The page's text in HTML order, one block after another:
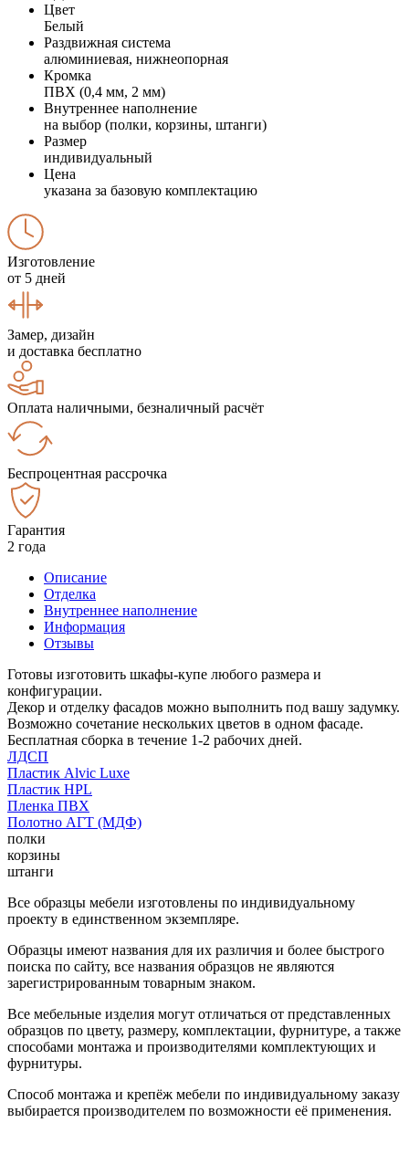
Цвет
Белый
Раздвижная система
алюминиевая, нижнеопорная
Кромка
ПВХ (0,4 мм, 2 мм)
Внутреннее наполнение
на выбор (полки, корзины, штанги)
Размер
индивидуальный
Цена
указана за базовую комплектацию
Изготовление
от 5 дней
Замер, дизайн
и доставка бесплатно
Оплата наличными, безналичный расчёт
Беспроцентная рассрочка
Гарантия
2 года
Описание
Отделка
Внутреннее наполнение
Информация
Отзывы
Готовы изготовить шкафы-купе любого размера и
конфигурации.
Декор и отделку фасадов можно выполнить под вашу задумку.
Возможно сочетание нескольких цветов в одном фасаде.
Бесплатная сборка в течение 1-2 рабочих дней.
ЛДСП
Пластик Alvic Luxe
Пластик HPL
Пленка ПВХ
Полотно АГТ (МДФ)
полки
корзины
штанги
Все образцы мебели изготовлены по индивидуальному
проекту в единственном экземпляре.
Образцы имеют названия для их различия и более быстрого
поиска по сайту, все названия образцов не являются
зарегистрированным товарным знаком.
Все мебельные изделия могут отличаться от представленных
образцов по цвету, размеру, комплектации, фурнитуре, а также
способами монтажа и производителями комплектующих и
фурнитуры.
Способ монтажа и крепёж мебели по индивидуальному заказу
выбирается производителем по возможности её применения.